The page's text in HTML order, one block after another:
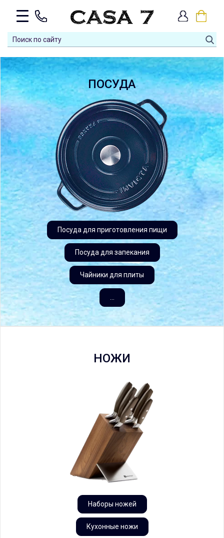
ПОСУДА
Посуда для приготовления пищи
Посуда для запекания
Чайники для плиты
НОЖИ
Наборы ножей
Кухонные ножи